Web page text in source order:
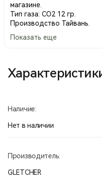
магазине.
Тип газа: СО2 12 гр.
Производство Тайвань.
Показать еще
Наличие:
Нет в наличии
Производитель:
GLETCHER